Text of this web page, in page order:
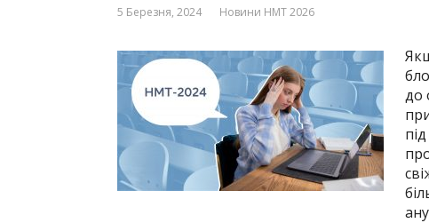
5 Березня, 2024 Новини НМТ 2026
до